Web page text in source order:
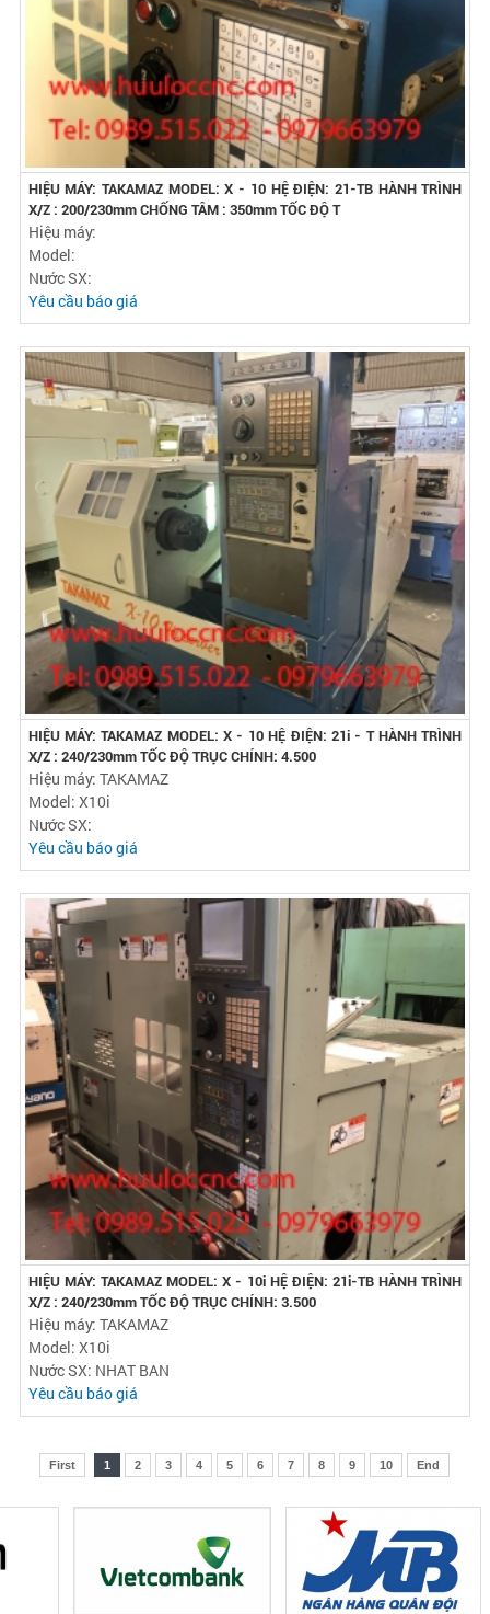
HIỆU MÁY: TAKAMAZ MODEL: X - 10 HỆ ĐIỆN: 21-TB HÀNH TRÌNH
X/Z : 200/230mm CHỐNG TÂM : 350mm TỐC ĐỘ T
Hiệu máy:
Model:
Nước SX:
Yêu cầu báo giá
HIỆU MÁY: TAKAMAZ MODEL: X - 10 HỆ ĐIỆN: 21i - T HÀNH TRÌNH
X/Z : 240/230mm TỐC ĐỘ TRỤC CHÍNH: 4.500
Hiệu máy: TAKAMAZ
Model: X10i
Nước SX:
Yêu cầu báo giá
HIỆU MÁY: TAKAMAZ MODEL: X - 10i HỆ ĐIỆN: 21i-TB HÀNH TRÌNH
X/Z : 240/230mm TỐC ĐỘ TRỤC CHÍNH: 3.500
Hiệu máy: TAKAMAZ
Model: X10i
Nước SX: NHAT BAN
Yêu cầu báo giá
First 1 2 3 4 5 6 7 8 9 10 End